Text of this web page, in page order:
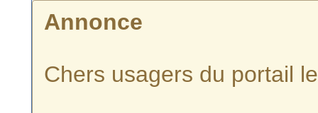
Annonce
Chers usagers du portail